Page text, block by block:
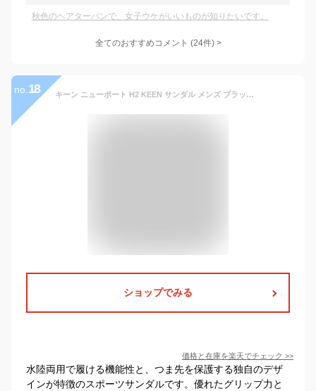
秋色のヘアターバンで、女子ウケがいいものが知りたいです。
全てのおすすめコメント (24件) >
no. 18 キーン ニューポート H2 KEEN サンダル メンズ ブラック 黒 ブラウン 茶 NEWPORT H2 スポーツサンダル スポサン 靴 アウトドア レジャー 旅行 夏 川 海 履きやすい おしゃれ ブランド グレー ネイビー 紺 カーキ グリーン ベージュ|slz|
ショップでみる
価格と在庫を楽天でチェック >>
水陸両用で履ける機能性と、つま先を保護する独自のデザ
インが特徴のスポーツサンダルです。優れたグリップ力と